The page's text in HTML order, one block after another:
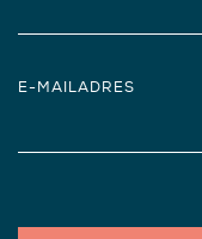
E-MAILADRES